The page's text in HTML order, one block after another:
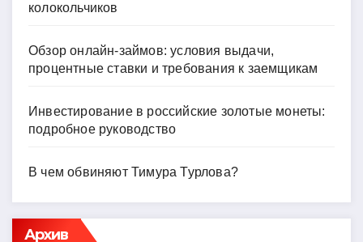
колокольчиков
Обзор онлайн-займов: условия выдачи,
процентные ставки и требования к заемщикам
Инвестирование в российские золотые монеты:
подробное руководство
В чем обвиняют Тимура Турлова?
Архив